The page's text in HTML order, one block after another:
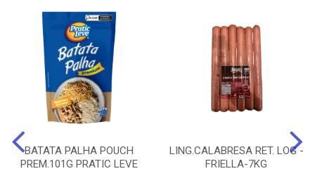
BATATA PALHA POUCH
PREM.101G PRATIC LEVE
LING.CALABRESA RET. LOG -
FRIELLA-7KG